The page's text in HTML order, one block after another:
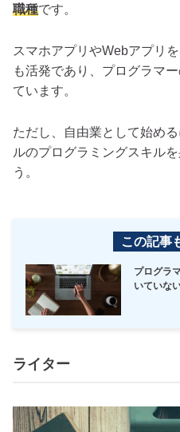
職種です。
スマホアプリやWebアプリ
も活発であり、プログラマ
ています。
ただし、自由業として始め
ルのプログラミングスキル
う。
この記事
プログラ
いていな
ライター